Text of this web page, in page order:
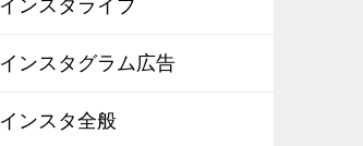
インスタライブ
インスタグラム広告
インスタ全般